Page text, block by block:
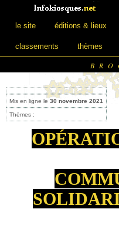
le site éditions & lieux
classements thèmes
Mis en ligne le 30 novembre 2021
Thèmes :